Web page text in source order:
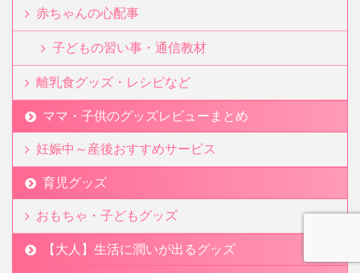
赤ちゃんの心配事
子どもの習い事・通信教材
離乳食グッズ・レシピなど
ママ・子供のグッズレビューまとめ
妊娠中～産後おすすめサービス
育児グッズ
おもちゃ・子どもグッズ
【大人】生活に潤いが出るグッズ